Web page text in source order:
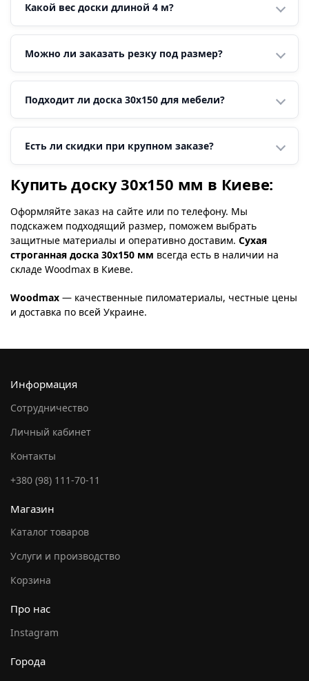
Какой вес доски длиной 4 м?
Можно ли заказать резку под размер?
Подходит ли доска 30х150 для мебели?
Есть ли скидки при крупном заказе?
Купить доску 30х150 мм в Киеве:
Оформляйте заказ на сайте или по телефону. Мы
подскажем подходящий размер, поможем выбрать
защитные материалы и оперативно доставим. Сухая
строганная доска 30х150 мм всегда есть в наличии на
складе Woodmax в Киеве.
Woodmax — качественные пиломатериалы, честные цены
и доставка по всей Украине.
Информация
Сотрудничество
Личный кабинет
Контакты
+380 (98) 111-70-11
Магазин
Каталог товаров
Услуги и производство
Корзина
Про нас
Instagram
Города